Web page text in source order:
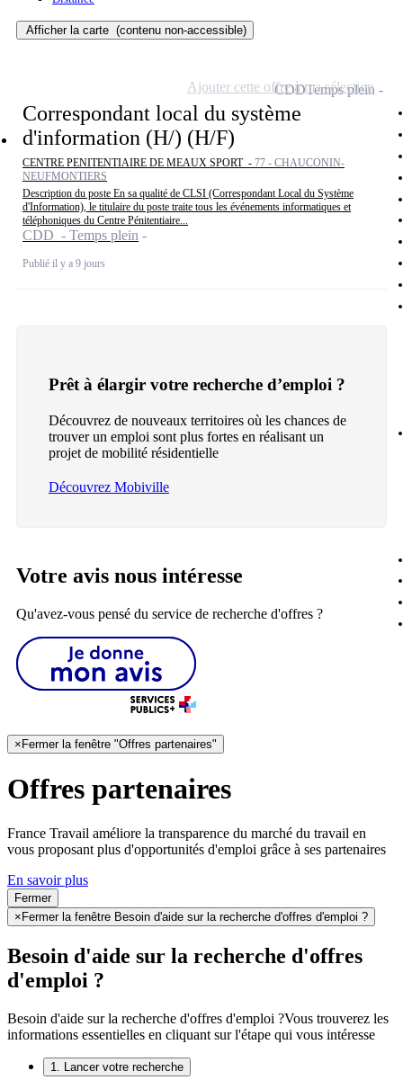
Afficher la carte (contenu non-accessible)
Correspondant local du système
d'information (H/) (H/F)
CENTRE PENITENTIAIRE DE MEAUX SPORT - 77 - CHAUCONIN-
NEUFMONTIERS
Description du poste En sa qualité de CLSI (Correspondant Local du Système
d'Information), le titulaire du poste traite tous les événements informatiques et
téléphoniques du Centre Pénitentiaire...
CDD - Temps plein
Publié il y a 9 jours
CDDTemps plein
Ajouter cette offre à ma sélection
Prêt à élargir votre recherche d’emploi ?
Découvrez de nouveaux territoires où les chances de
trouver un emploi sont plus fortes en réalisant un
projet de mobilité résidentielle
Découvrez Mobiville
Votre avis nous intéresse
Qu'avez-vous pensé du service de recherche d'offres ?
× Fermer la fenêtre "Offres partenaires"
Offres partenaires
France Travail améliore la transparence du marché du travail en
vous proposant plus d'opportunités d'emploi grâce à ses partenaires
En savoir plus
Fermer
× Fermer la fenêtre Besoin d'aide sur la recherche d'offres d'emploi ?
Besoin d'aide sur la recherche d'offres
d'emploi ?
Besoin d'aide sur la recherche d'offres d'emploi ?Vous trouverez les
informations essentielles en cliquant sur l'étape qui vous intéresse
1. Lancer votre recherche